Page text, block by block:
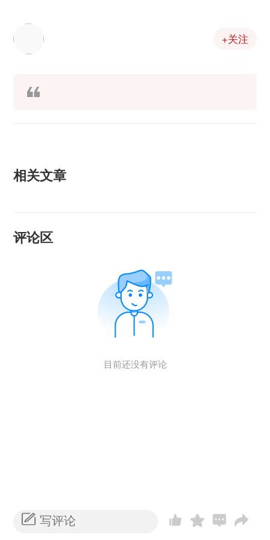
+关注
相关文章
评论区
目前还没有评论